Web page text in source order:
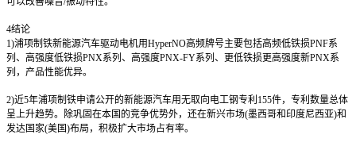
4结论
1)浦项制铁新能源汽车驱动电机用HyperNO高频牌号主要包括高频低铁损PNF系
列、高强度低铁损PNX系列、高强度PNX-FY系列、更低铁损更高强度新PNX系
列，产品性能优异。
2)近5年浦项制铁申请公开的新能源汽车用无取向电工钢专利155件，专利数量总体
呈上升趋势。除巩固在本国的竞争优势外，还在新兴市场(墨西哥和印度尼西亚)和
发达国家(美国)布局，积极扩大市场占有率。